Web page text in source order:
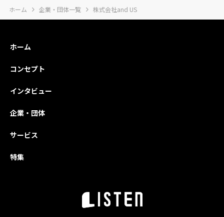
ホーム 企業・団体一覧 株式会社and US
ホーム
コンセプト
インタビュー
企業・団体
サービス
特集